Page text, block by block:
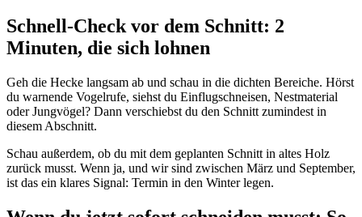
Schnell-Check vor dem Schnitt: 2
Minuten, die sich lohnen
Geh die Hecke langsam ab und schau in die dichten Bereiche. Hörst
du warnende Vogelrufe, siehst du Einflugschneisen, Nestmaterial
oder Jungvögel? Dann verschiebst du den Schnitt zumindest in
diesem Abschnitt.
Schau außerdem, ob du mit dem geplanten Schnitt in altes Holz
zurück musst. Wenn ja, und wir sind zwischen März und September,
ist das ein klares Signal: Termin in den Winter legen.